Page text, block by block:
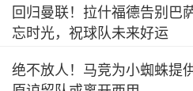
回归曼联！拉什福德告别巴
忘时光，祝球队未来好运
绝不放人！马竞为小蜘蛛提